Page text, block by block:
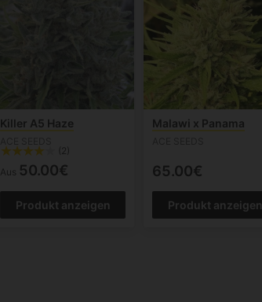
Killer A5 Haze
(2)
Aus 50.00€
Produkt anzeigen
Malawi x Panama
65.00€
Produkt anzeigen